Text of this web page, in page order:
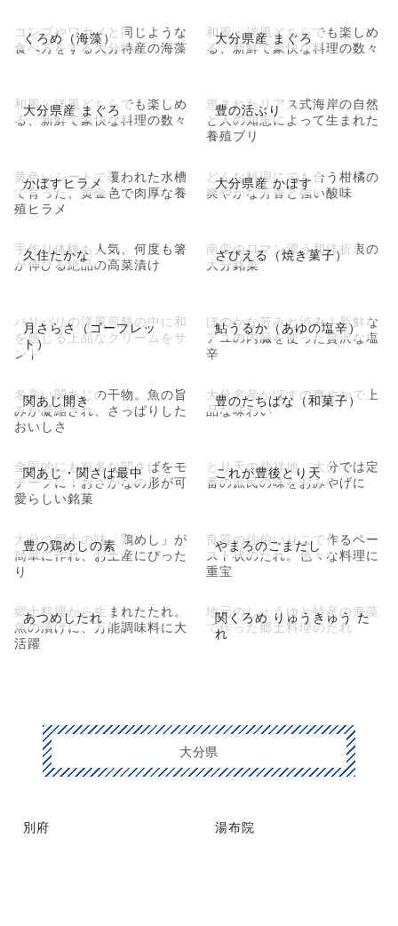
くろめ（海藻）
コンブやワカメと同じような
食べ方をする大分特産の海藻
大分県産 まぐろ
和風・洋風どちらでも楽しめ
る、新鮮で豪快な料理の数々
大分県産 まぐろ
和風・洋風どちらでも楽しめ
る、新鮮で豪快な料理の数々
豊の活ぶり
恵まれたリアス式海岸の自然
と人の知恵によって生まれた
養殖ブリ
かぼすヒラメ
黄色いシートで覆われた水槽
で育った、黄金色で肉厚な養
殖ヒラメ
大分県産 かぼす
どんな料理にでも合う柑橘の
爽やかな芳香と強い酸味
久住たかな
手作り体験も人気、何度も箸
が伸びる絶品の高菜漬け
ざびえる（焼き菓子）
南蛮のロマン漂う和洋折衷の
大分銘菓
月さらさ（ゴーフレッ
ト）
パリパリの洋風煎餅の中に和
を感じる上品なクリームをサ
ンド
鮎うるか（あゆの塩辛）
ほのかな苦みと渋み！新鮮な
アユの内臓を使った贅沢な塩
辛
関あじ開き
名高い関あじの干物。魚の旨
みが凝縮され、さっぱりした
おいしさ
豊のたちばな（和菓子）
大分名産かぼすの爽やかで上
品な味わい
関あじ・関さば最中
全国的にも有名な関さばをモ
チーフに！おさかなの形が可
愛らしい銘菓
これが豊後とり天
とり天の発祥地、大分では定
番の庶民の味をおみやげに
豊の鶏めしの素
大分の郷土の味「鶏めし」が
簡単に作れ、お土産にぴった
り
やまろのごまだし
良質の佐伯いりこで作るペー
スト状のたれ。色々な料理に
重宝
あつめしたれ
郷土料理から生まれたたれ。
魚の漬けに、万能調味料に大
活躍
関くろめ りゅうきゅう た
れ
地元のしょうゆと特産の海藻
で作った郷土料理のたれ
大分県
別府 湯布院